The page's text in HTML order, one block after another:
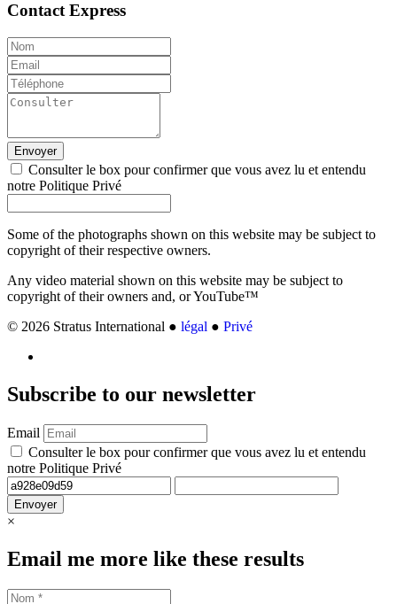
ContactExpress
Envoyer
Consulter le box pour confirmer que vous avez lu et entendu
notre Politique Privé
Some of the photographs shown on this website may be subject to
copyright of their respective owners.
Any video material shown on this website may be subject to
copyright of their owners and, or YouTube™
© 2026 Stratus International ● légal ● Privé
Subscribe to our newsletter
Email
Consulter le box pour confirmer que vous avez lu et entendu
notre Politique Privé
Envoyer
×
Email me more like these results